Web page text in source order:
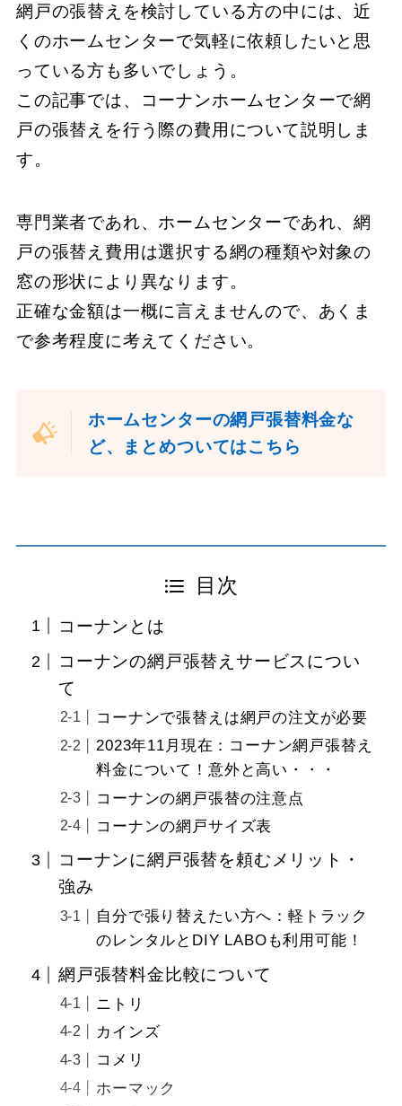
網戸の張替えを検討している方の中には、近
くのホームセンターで気軽に依頼したいと思
っている方も多いでしょう。
この記事では、コーナンホームセンターで網
戸の張替えを行う際の費用について説明しま
す。
専門業者であれ、ホームセンターであれ、網
戸の張替え費用は選択する網の種類や対象の
窓の形状により異なります。
正確な金額は一概に言えませんので、あくま
で参考程度に考えてください。
ホームセンターの網戸張替料金な
ど、まとめついてはこちら
目次
コーナンとは
コーナンの網戸張替えサービスについ
て
コーナンで張替えは網戸の注文が必要
2023年11月現在：コーナン網戸張替え
料金について！意外と高い・・・
コーナンの網戸張替の注意点
コーナンの網戸サイズ表
コーナンに網戸張替を頼むメリット・
強み
自分で張り替えたい方へ：軽トラック
のレンタルとDIY LABOも利用可能！
網戸張替料金比較について
ニトリ
カインズ
コメリ
ホーマック